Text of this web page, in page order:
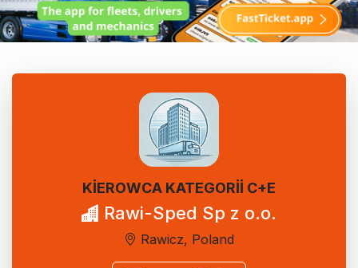
KIEROWCA KATEGORII C+E
Rawi-Sped Sp z o.o.
Rawicz, Poland